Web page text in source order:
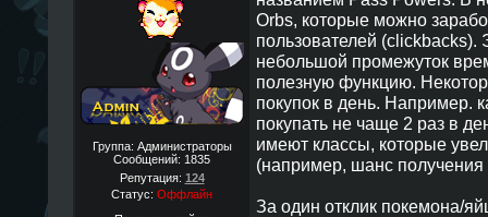
Группа: Администраторы
Сообщений: 1835
Репутация: 124
Статус: Оффлайн
Orbs, которые можно
пользователей
небольшой промежуток
полезную функцию.
покупок в день. Например.
покупать не чаще 2 раз в
имеют классы, которые
(например, шанс
За один отклик покемона/